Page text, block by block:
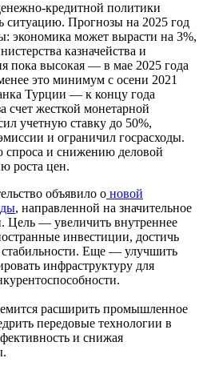
кредитной политики
ситуацию. Прогнозы на 2025 год
экономика может вырасти на 3%,
казначейства и
пока высокая — в мае 2025 года
это минимум с осени 2021
Турции — к концу года
счет жесткой монетарной
учетную ставку до 50%,
и ограничил госрасходы.
и снижению деловой
роста цен.
объявило о новой
, направленной на значительное
Цель — увеличить внутреннее
инвестиции, достичь
Еще — улучшить
инфраструктуру для
расширить промышленное
передовые технологии в
и снижая